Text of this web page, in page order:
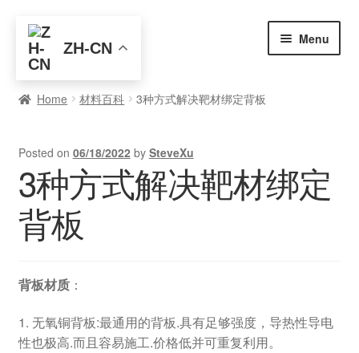
Skip
navigation
Skip
content
Menu
首页
元素查询
买家入门
博客
关于我们
联系我们
Home 材料百科 3种方式解决靶材绑定背板
Posted on 06/18/2022 by SteveXu
3种方式解决靶材绑定
背板
背板材质：
1. 无氧铜背板:最通用的背板.具有足够强度，导热性导电
性也极高.而且容易施工.价格低并可重复利用。
ZH-CN